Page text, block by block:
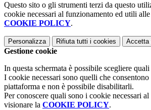
Questo sito o gli strumenti terzi da questo
cookie necessari al funzionamento ed utili
COOKIE POLICY.
Personalizza Rifiuta tutti i cookies Accetta
Gestione cookie
In questa schermata è possibile scegliere
I cookie necessari sono quelli che
piattaforma e non è possibile disabilitarli.
Per conoscere quali sono i cookie necessari
visionare la COOKIE POLICY.